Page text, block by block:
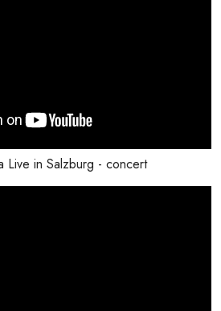
Live in Salzburg - concert